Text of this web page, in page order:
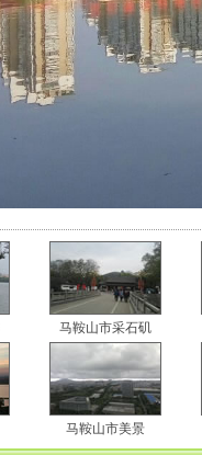
马鞍山市采石矶
马鞍山市美景